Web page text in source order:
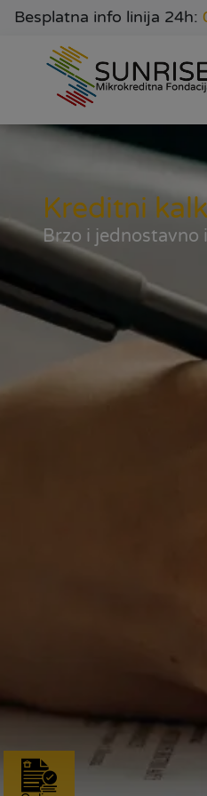
Besplatna info linija 24h:
Kreditni
Brzo i jednostavno